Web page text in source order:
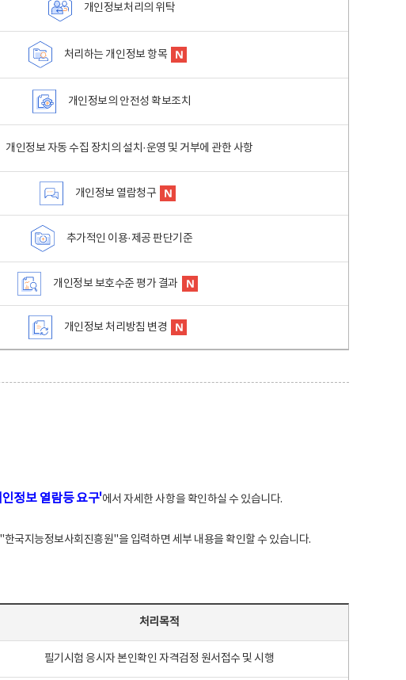
개인정보처리의 위탁
처리하는 개인정보 항목
개인정보의 안전성 확보조치
개인정보 자동 수집 장치의 설치·운영 및 거부에 관한 사항
개인정보 열람청구
추가적인 이용·제공 판단기준
개인정보 보호수준 평가 결과
개인정보 처리방침 변경
인정보 열람등 요구'에서 자세한 사항을 확인하실 수 있습니다.
국지능정보사회진흥원"을 입력하면 세부 내용을 확인할 수 있습니다.
처리목적
필기시험 응시자 본인확인 자격검정 원서접수 및 시행